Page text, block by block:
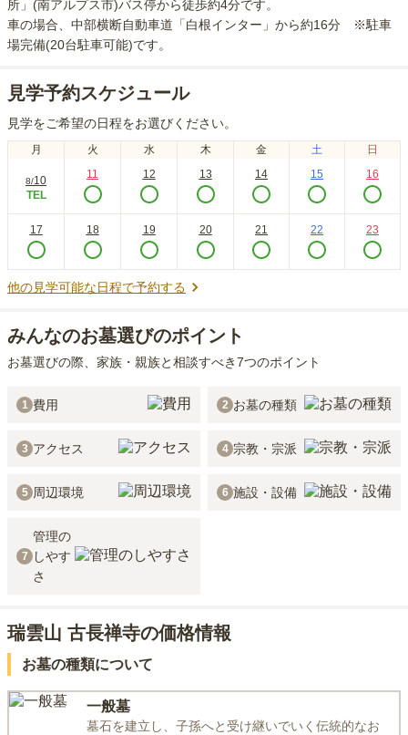
所」(南アルプス市)バス停から徒歩約4分です。
車の場合、中部横断自動車道「白根インター」から約16分 ※駐車
場完備(20台駐車可能)です。
見学予約スケジュール
見学をご希望の日程をお選びください。
月 火 水 木 金 土 日
8/10
TEL
11 12 13 14 15 16
17 18 19 20 21 22 23
他の見学可能な日程で予約する
みんなのお墓選びのポイント
お墓選びの際、家族・親族と相談すべき7つのポイント
1 費用 2 お墓の種類
3 アクセス 4 宗教・宗派
5 周辺環境 6 施設・設備
7
管理の
しやす
さ
瑞雲山 古長禅寺の価格情報
お墓の種類について
一般墓
墓石を建立し、子孫へと受け継いでいく伝統的なお